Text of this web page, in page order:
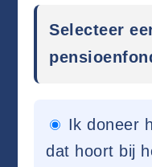
Selecteer
Ik doneer
dat hoort bij